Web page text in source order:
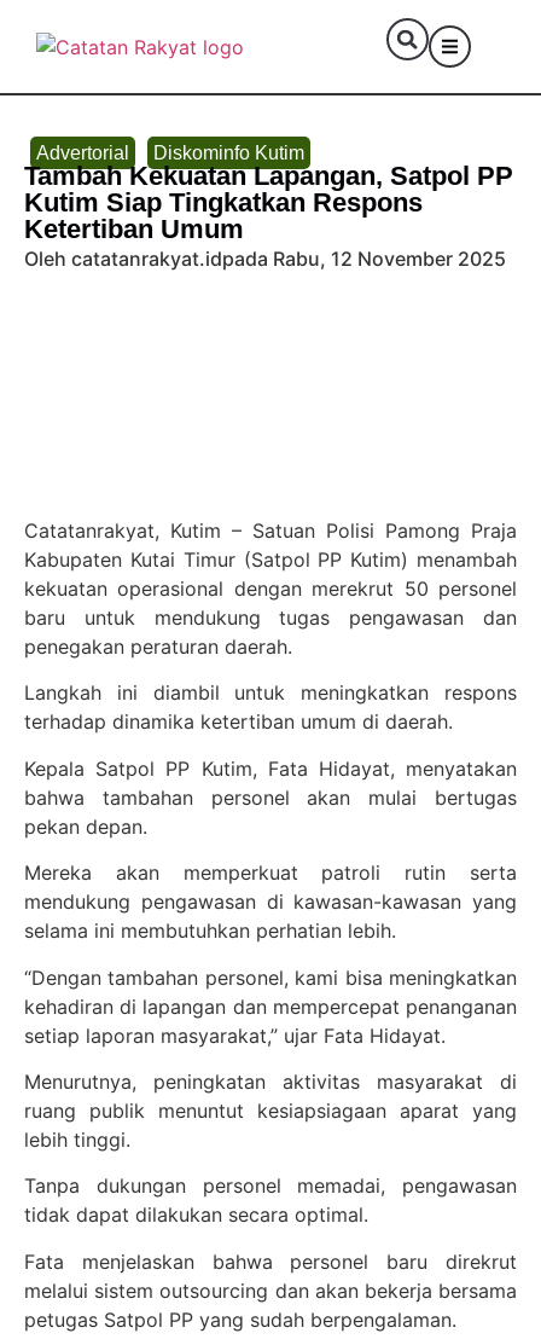
Advertorial Diskominfo Kutim
Tambah Kekuatan Lapangan, Satpol PP
Kutim Siap Tingkatkan Respons
Ketertiban Umum
Oleh catatanrakyat.idpada Rabu, 12 November 2025
Catatanrakyat, Kutim – Satuan Polisi Pamong Praja
Kabupaten Kutai Timur (Satpol PP Kutim) menambah
kekuatan operasional dengan merekrut 50 personel
baru untuk mendukung tugas pengawasan dan
penegakan peraturan daerah.
Langkah ini diambil untuk meningkatkan respons
terhadap dinamika ketertiban umum di daerah.
Kepala Satpol PP Kutim, Fata Hidayat, menyatakan
bahwa tambahan personel akan mulai bertugas
pekan depan.
Mereka akan memperkuat patroli rutin serta
mendukung pengawasan di kawasan-kawasan yang
selama ini membutuhkan perhatian lebih.
“Dengan tambahan personel, kami bisa meningkatkan
kehadiran di lapangan dan mempercepat penanganan
setiap laporan masyarakat,” ujar Fata Hidayat.
Menurutnya, peningkatan aktivitas masyarakat di
ruang publik menuntut kesiapsiagaan aparat yang
lebih tinggi.
Tanpa dukungan personel memadai, pengawasan
tidak dapat dilakukan secara optimal.
Fata menjelaskan bahwa personel baru direkrut
melalui sistem outsourcing dan akan bekerja bersama
petugas Satpol PP yang sudah berpengalaman.